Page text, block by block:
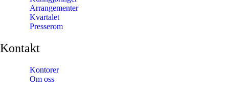
Arrangementer
Kvartalet
Presserom
Kontakt
Kontorer
Om oss